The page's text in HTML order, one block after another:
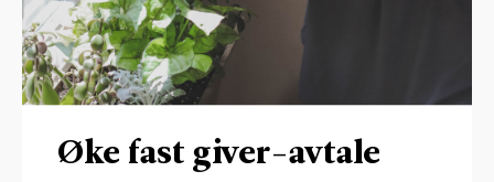
Øke fast giver-avtale